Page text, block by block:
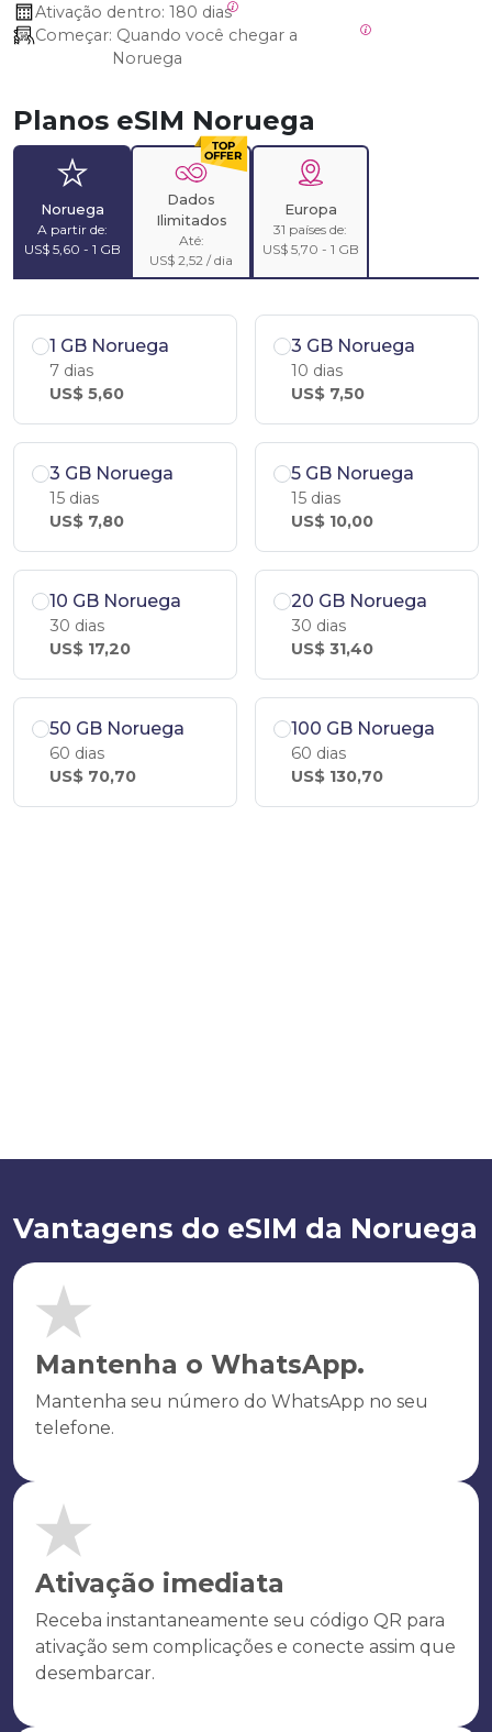
Ativação dentro: 180 dias
Começar:
Noruega
Planos eSIM Noruega
Noruega
A partir de:
US$ 5,60 - 1 GB
Dados
Ilimitados
Até:
US$ 2,52 / dia
Europa
31 países de:
US$ 5,70 - 1 GB
1 GB Noruega
7 dias
US$ 5,60
3 GB Noruega
10 dias
US$ 7,50
3 GB Noruega
15 dias
US$ 7,80
5 GB Noruega
15 dias
US$ 10,00
10 GB Noruega
30 dias
US$ 17,20
20 GB Noruega
30 dias
US$ 31,40
50 GB Noruega
60 dias
US$ 70,70
100 GB Noruega
60 dias
US$ 130,70
Vantagens do eSIM da Noruega
Mantenha o WhatsApp.
Mantenha seu número do WhatsApp no seu
telefone.
Ativação imediata
Receba instantaneamente seu código QR para
ativação sem complicações e conecte assim que
desembarcar.